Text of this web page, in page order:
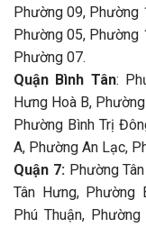
Phường 09, Phường
Phường 05, Phường
Phường 07.
Quận Bình Tân:
Hưng Hoà B,
Phường Bình Trị
A, Phường An Lạc,
Quận 7:Phường Tân
Tân Hưng, Phường
Phú Thuận,